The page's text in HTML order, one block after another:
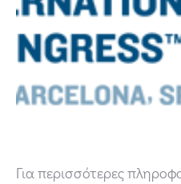
Για περισσότερες